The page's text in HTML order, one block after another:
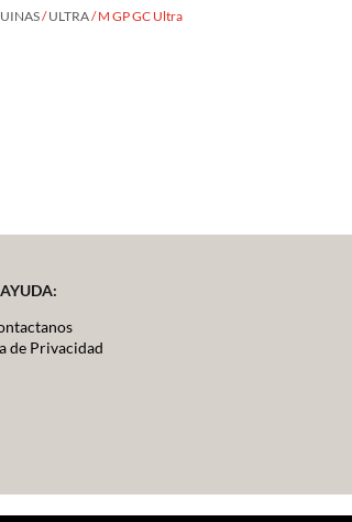
/ULTRA/ M GP GC Ultra
AYUDA:
de Privacidad